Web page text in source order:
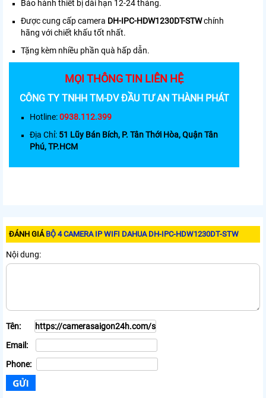
Bảo hành thiết bị dài hạn 12-24 tháng.
Được cung cấp camera DH-IPC-HDW1230DT-STWchính
hãng với chiết khấu tốt nhất.
Tặng kèm nhiều phần quà hấp dẫn.
MỌI THÔNG TIN LIÊN HỆ
CÔNG TY TNHH TM-DV ĐẦU TƯ AN THÀNH PHÁT
Hotline:0938.112.399
Địa Chỉ: 51 Lũy Bán Bích, P. Tân Thới Hòa, Quận Tân
Phú, TP.HCM
ĐÁNH GIÁ BỘ 4 CAMERA IP WIFI DAHUA DH-IPC-HDW1230DT-STW
Nội dung:
Tên:
Email:
Phone: